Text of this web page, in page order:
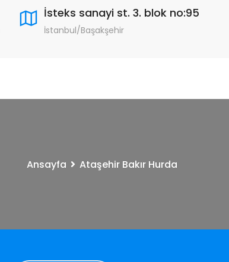
İsteks sanayi st. 3. blok no:95
İstanbul/Başakşehir
Ansayfa Ataşehir Bakır Hurda